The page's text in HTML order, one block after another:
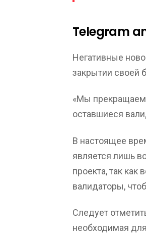
Telegram
Негативные
закрытии своей
«Мы прекращаем
оставшиеся
В настоящее
является лишь
проекта, так как
валидаторы,
Следует
необходимая